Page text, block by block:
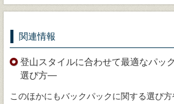
関連情報
登山スタイルに合わせて最適なパッ
選び方―
このほかにもバックパックに関する選び